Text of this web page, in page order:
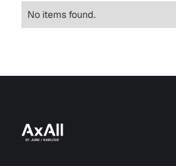
No items found.